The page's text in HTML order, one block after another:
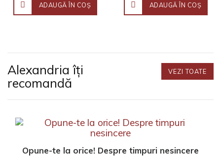
ADAUGĂ ÎN COŞ ADAUGĂ ÎN COŞ
Alexandria îți
recomandă
VEZI TOATE
Opune-te la orice! Despre timpuri nesincere